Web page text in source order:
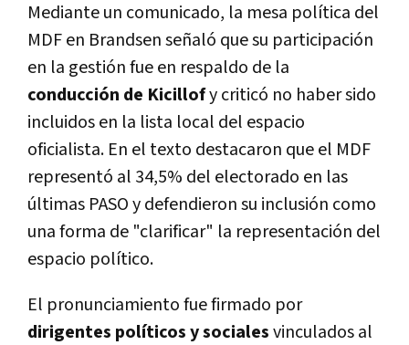
Mediante un comunicado, la mesa política del
MDF en Brandsen señaló que su participación
en la gestión fue en respaldo de la
conducción de Kicillofy criticó no haber sido
incluidos en la lista local del espacio
oficialista. En el texto destacaron que el MDF
representó al 34,5% del electorado en las
últimas PASO y defendieron su inclusión como
una forma de "clarificar" la representación del
espacio político.
El pronunciamiento fue firmado por
dirigentes políticos y socialesvinculados al